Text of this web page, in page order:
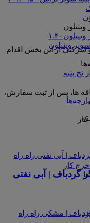
وینیلون
وینیلون
نخ پنبه
کار
شرکتی از این بخش اقدام
ها، پس از ثبت سفارش،
گردباف | آبی نفتی